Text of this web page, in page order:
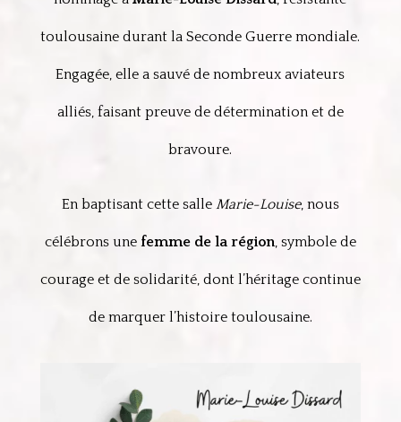
toulousaine durant la Seconde Guerre mondiale.
Engagée, elle a sauvé de nombreux aviateurs
alliés, faisant preuve de détermination et de
bravoure.
En baptisant cette salle Marie-Louise, nous
célébrons une femme de la région, symbole de
courage et de solidarité, dont l’héritage continue
de marquer l’histoire toulousaine.